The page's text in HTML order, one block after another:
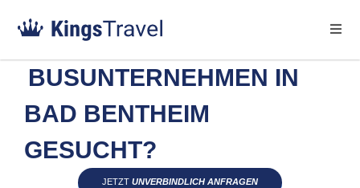
BUSUNTERNEHMEN IN
BAD BENTHEIM
GESUCHT?
JETZT UNVERBINDLICH ANFRAGEN